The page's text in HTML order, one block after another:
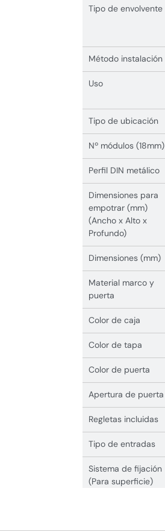
Tipo de envolvente
Método instalación
Uso
Tipo de ubicación
Nº módulos (18mm)
Perfil DIN metálico
Dimensiones para
empotrar (mm)
(Ancho x Alto x
Profundo)
Dimensiones (mm)
Material marco y
puerta
Color de caja
Color de tapa
Color de puerta
Apertura de puerta
Regletas incluidas
Tipo de entradas
Sistema de fijación
(Para superficie)